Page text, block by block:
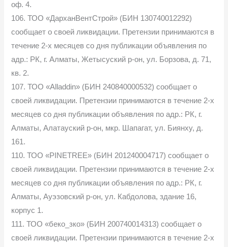
оф. 4.
106. ТОО «ДарханВентСтрой» (БИН 130740012292)
сообщает о своей ликвидации. Претензии принимаются в
течение 2-х месяцев со дня публикации объявления по
адр.: РК, г. Алматы, Жетысуский р-он, ул. Борзова, д. 71,
кв. 2.
107. ТОО «Alladdin» (БИН 240840000532) сообщает о
своей ликвидации. Претензии принимаются в течение 2-х
месяцев со дня публикации объявления по адр.: РК, г.
Алматы, Алатауский р-он, мкр. Шапагат, ул. Биянху, д.
161.
110. ТОО «PINETREE» (БИН 201240004717) сообщает о
своей ликвидации. Претензии принимаются в течение 2-х
месяцев со дня публикации объявления по адр.: РК, г.
Алматы, Ауэзовский р-он, ул. Кабдолова, здание 16,
корпус 1.
111. ТОО «беко_зко» (БИН 200740014313) сообщает о
своей ликвидации. Претензии принимаются в течение 2-х